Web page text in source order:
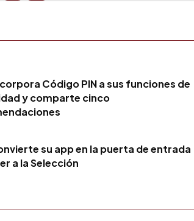
Código PIN a sus funciones de
y comparte cinco
su app en la puerta de entrada
a la Selección